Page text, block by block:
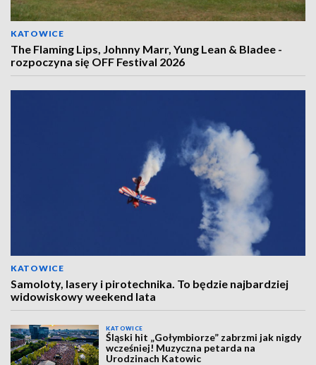
KATOWICE
The Flaming Lips, Johnny Marr, Yung Lean & Bladee -
rozpoczyna się OFF Festival 2026
KATOWICE
Samoloty, lasery i pirotechnika. To będzie najbardziej
widowiskowy weekend lata
KATOWICE
Śląski hit „Gołymbiorze” zabrzmi jak nigdy
wcześniej! Muzyczna petarda na
Urodzinach Katowic